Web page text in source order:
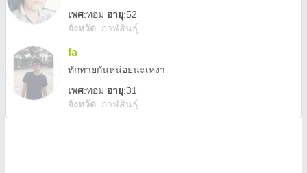
เพศ:ทอม อายุ:52
จังหวัด: กาฬสินธุ์
fa
ทักทายกันหน่อยนะเหงา
เพศ:ทอม อายุ:31
จังหวัด: กาฬสินธุ์